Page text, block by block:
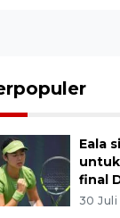
Eala
final
30 Juli